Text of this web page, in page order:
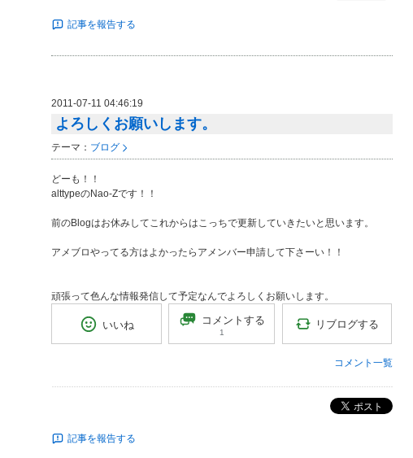
記事を報告する
2011-07-11 04:46:19
よろしくお願いします。
テーマ： ブログ
どーも！！
alttypeのNao-Zです！！
前のBlogはお休みしてこれからはこっちで更新していきたいと思います。
アメブロやってる方はよかったらアメンバー申請して下さーい！！
頑張って色んな情報発信して予定なんでよろしくお願いします。
いいね コメントする
1
リブログする
コメント一覧
ポスト
記事を報告する